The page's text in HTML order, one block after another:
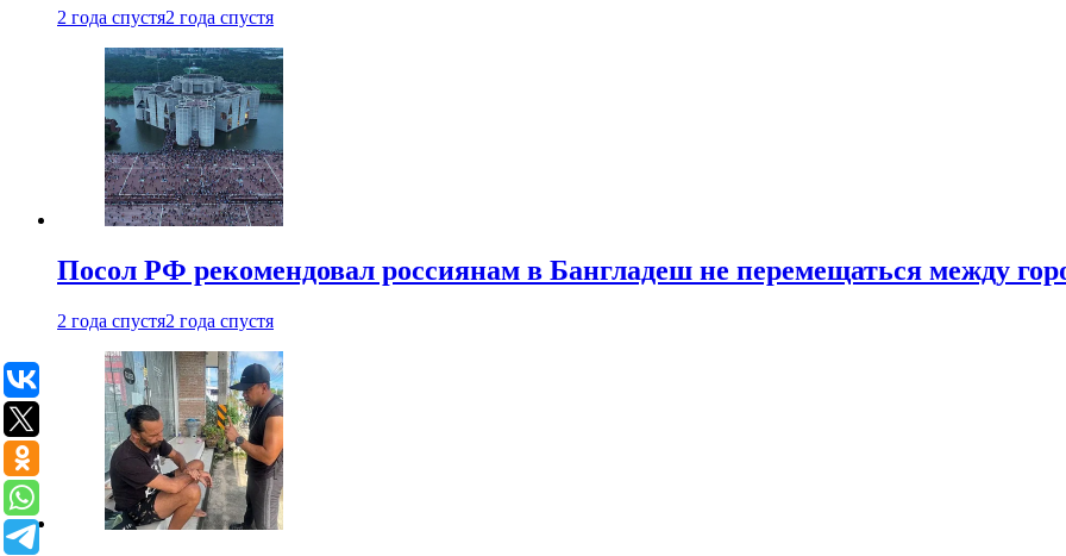
2 года спустя2 года спустя
Посол РФ рекомендовал россиянам в Бангладеш не перемещаться между
2 года спустя2 года спустя